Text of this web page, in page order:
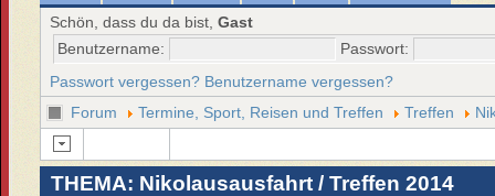
Schön, dass du da bist,Gast
Benutzername:
Passwort:
Passwort vergessen? Benutzername vergessen?
Forum
Termine, Sport, Reisen und Treffen Treffen
THEMA: Nikolausausfahrt / Treffen 2014